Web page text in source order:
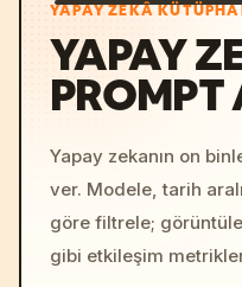
YAPAY ZEKÂ
YAPAY
Yapay zekanın on
ver. Modele, tarih
göre filtrele;
gibi etkileşim